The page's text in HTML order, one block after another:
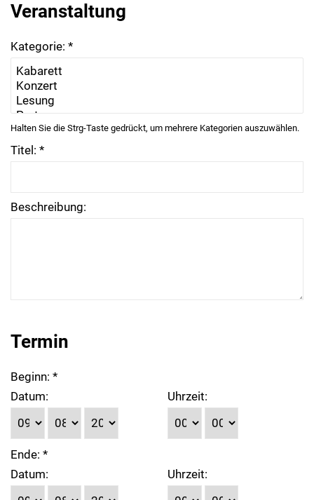
Veranstaltung
Kategorie: *
Halten Sie die Strg-Taste gedrückt, um mehrere Kategorien auszuwählen.
Titel: *
Beschreibung:
Termin
Beginn: *
Datum:
Uhrzeit:
Ende: *
Datum:
Uhrzeit: